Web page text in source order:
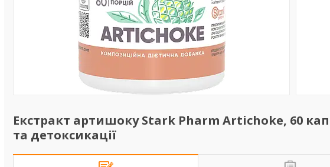
Екстракт артишоку Stark Pharm Artichoke, 60
та детоксикації